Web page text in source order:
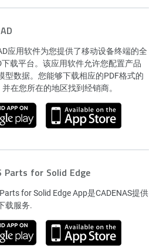
应用软件为您提供了移动设备终端的全
下载平台。该应用软件允许您配置产品
型数据。您能够下载相应的PDF格式的
在您所在的地区找到经销商。
Parts for Solid Edge
for Solid Edge App是CADENAS提供
载服务.